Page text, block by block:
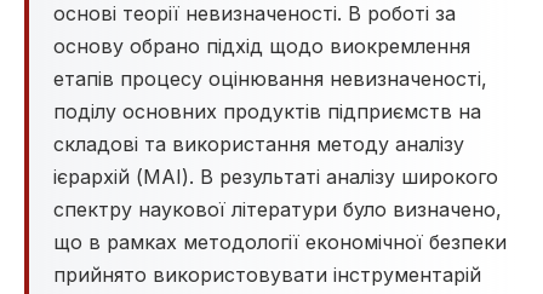
основі теорії невизначеності. В роботі за
основу обрано підхід щодо виокремлення
етапів процесу оцінювання невизначеності,
поділу основних продуктів підприємств на
складові та використання методу аналізу
ієрархій (МАІ). В результаті аналізу широкого
спектру наукової літератури було визначено,
що в рамках методології економічної безпеки
прийнято використовувати інструментарій